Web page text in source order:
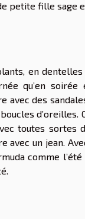
petite fille sage
en
qu’en
avec des
d’oreilles.
toutes
un jean.
comme